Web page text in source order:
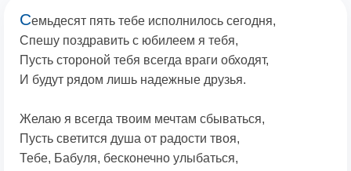
Семьдесят пять тебе исполнилось сегодня,
Спешу поздравить с юбилеем я тебя,
Пусть стороной тебя всегда враги обходят,
И будут рядом лишь надежные друзья.
Желаю я всегда твоим мечтам сбываться,
Пусть светится душа от радости твоя,
Тебе, Бабуля, бесконечно улыбаться,